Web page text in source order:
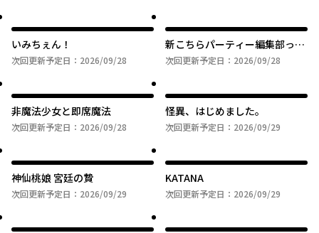
いみちぇん！
次回更新予定日： 2026/09/28
新こちらパーティー編集部っ！
ひよっこ編集長ふたたびっ！
次回更新予定日： 2026/09/28
非魔法少女と即席魔法
次回更新予定日： 2026/09/28
怪異、はじめました。
次回更新予定日： 2026/09/29
神仙桃娘 宮廷の贄
次回更新予定日： 2026/09/29
KATANA
次回更新予定日： 2026/09/29